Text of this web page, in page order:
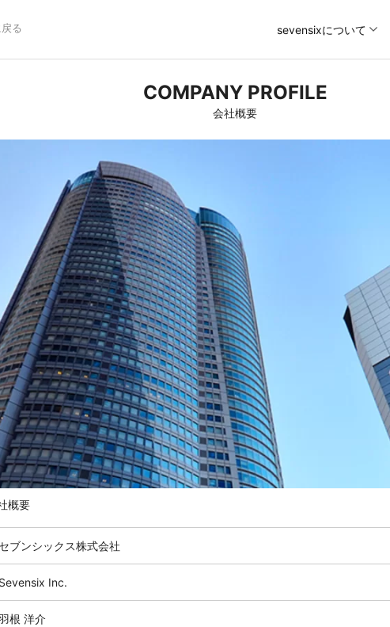
る sevensixについて
COMPANY PROFILE
会社概要
概要
セブンシックス株式会社
Sevensix Inc.
根 洋介